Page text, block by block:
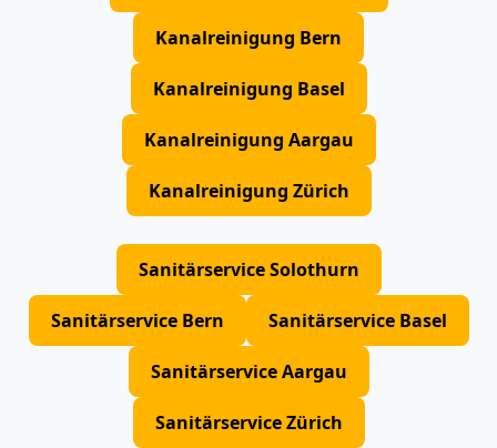
Kanalreinigung Bern
Kanalreinigung Basel
Kanalreinigung Aargau
Kanalreinigung Zürich
Sanitärservice Solothurn
Sanitärservice Bern Sanitärservice Basel
Sanitärservice Aargau
Sanitärservice Zürich